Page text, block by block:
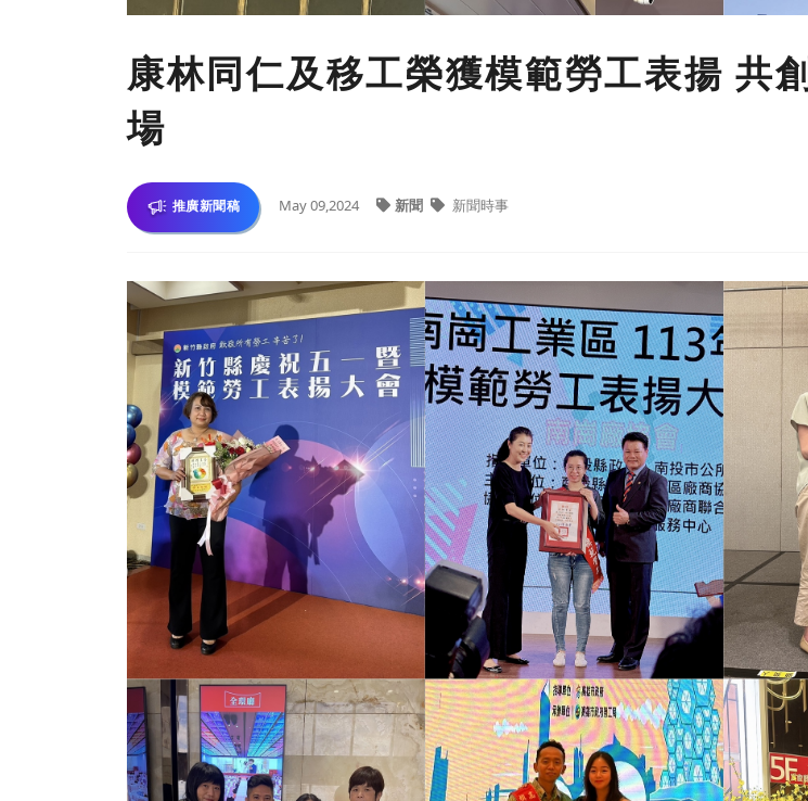
康林同仁及移工榮獲模範勞工表揚 共
場
推廣新聞稿 May 09,2024 新聞 新聞時事